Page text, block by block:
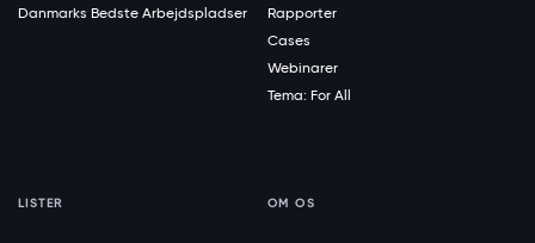
Danmarks Bedste Arbejdspladser
Rapporter
Cases
Webinarer
Tema: For All
LISTER OM OS